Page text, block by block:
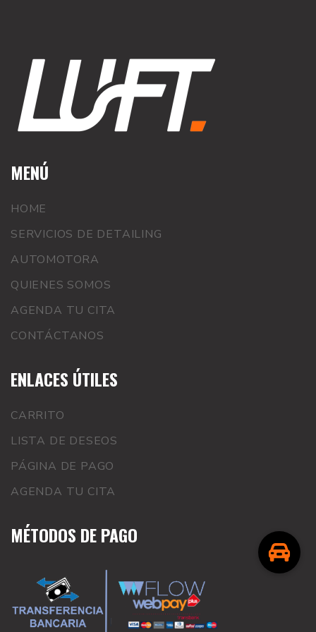
MENÚ
HOME
SERVICIOS DE DETAILING
AUTOMOTORA
QUIENES SOMOS
AGENDA TU CITA
CONTÁCTANOS
ENLACES ÚTILES
CARRITO
LISTA DE DESEOS
PÁGINA DE PAGO
AGENDA TU CITA
MÉTODOS DE PAGO